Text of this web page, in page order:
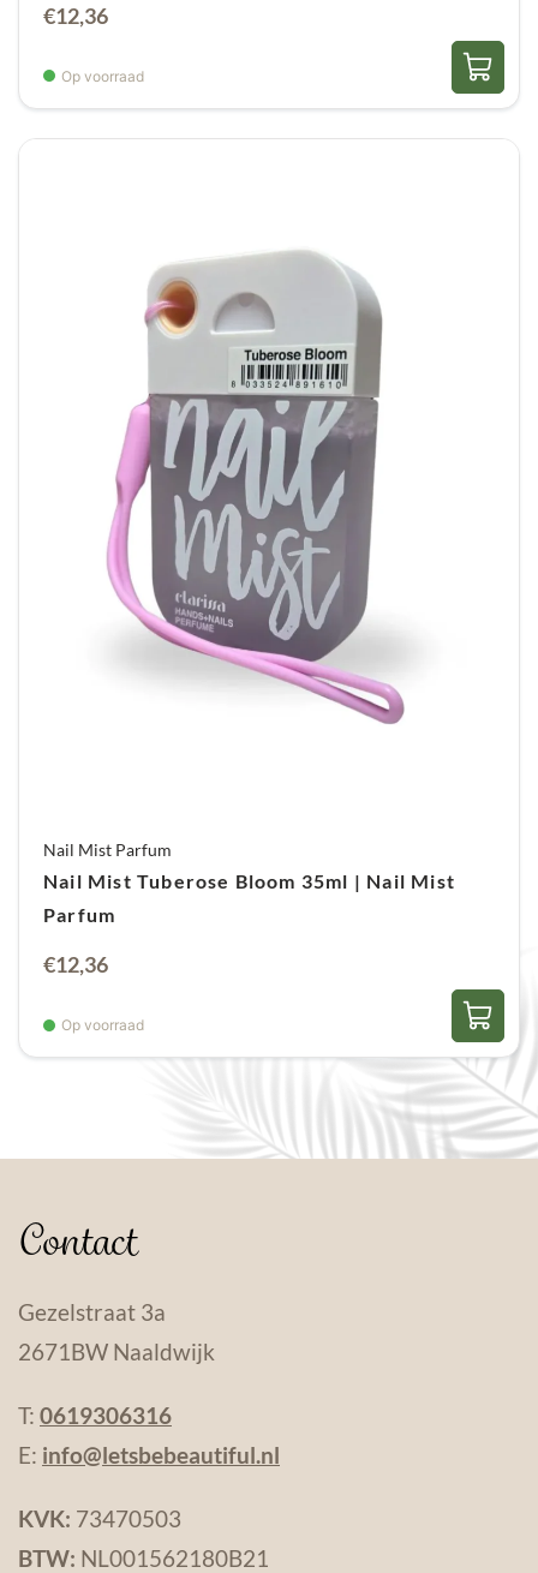
€12,36
Op voorraad
Nail Mist Parfum
Nail Mist Tuberose Bloom 35ml | Nail Mist
Parfum
€12,36
Op voorraad
Contact
Gezelstraat 3a
2671BW Naaldwijk
T: 0619306316
E: info@letsbebeautiful.nl
KVK: 73470503
BTW: NL001562180B21